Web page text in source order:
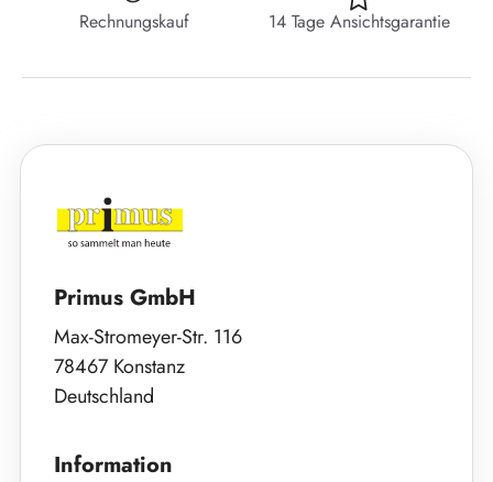
Rechnungskauf 14 Tage Ansichtsgarantie
Primus GmbH
Max-Stromeyer-Str. 116
78467 Konstanz
Deutschland
Information